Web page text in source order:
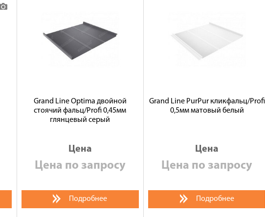
Grand Line Optima двойной
стоячий фальц/Profi 0,45мм
глянцевый серый
Цена
Цена по запросу
Подробнее
Grand Line PurPur кликфальц/Profi
0,5мм матовый белый
Цена
Цена по запросу
Подробнее